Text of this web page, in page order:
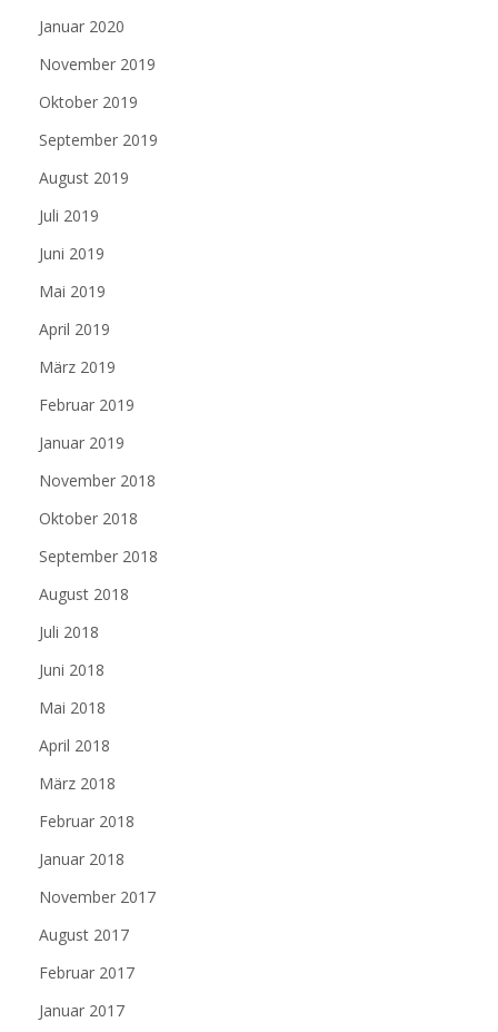
Januar 2020
November 2019
Oktober 2019
September 2019
August 2019
Juli 2019
Juni 2019
Mai 2019
April 2019
März 2019
Februar 2019
Januar 2019
November 2018
Oktober 2018
September 2018
August 2018
Juli 2018
Juni 2018
Mai 2018
April 2018
März 2018
Februar 2018
Januar 2018
November 2017
August 2017
Februar 2017
Januar 2017